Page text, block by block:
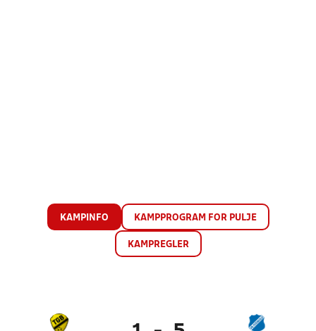
KAMPINFO KAMPPROGRAM FOR PULJE
KAMPREGLER